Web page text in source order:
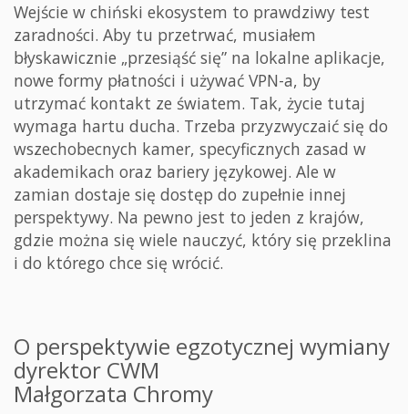
Wejście w chiński ekosystem to prawdziwy test
zaradności. Aby tu przetrwać, musiałem
błyskawicznie „przesiąść się” na lokalne aplikacje,
nowe formy płatności i używać VPN-a, by
utrzymać kontakt ze światem. Tak, życie tutaj
wymaga hartu ducha. Trzeba przyzwyczaić się do
wszechobecnych kamer, specyficznych zasad w
akademikach oraz bariery językowej. Ale w
zamian dostaje się dostęp do zupełnie innej
perspektywy. Na pewno jest to jeden z krajów,
gdzie można się wiele nauczyć, który się przeklina
i do którego chce się wrócić.
O perspektywie egzotycznej wymiany
dyrektor CWM
Małgorzata Chromy